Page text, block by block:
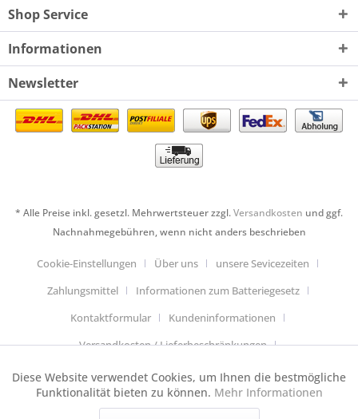
Shop Service
Informationen
Newsletter
* Alle Preise inkl. gesetzl. Mehrwertsteuer zzgl.Versandkosten und ggf.
Nachnahmegebühren, wenn nicht anders beschrieben
Cookie-Einstellungen Über uns
unsere Sevicezeiten
Zahlungsmittel
Informationen zum Batteriegesetz
Kontaktformular
Kundeninformationen
Versandkosten / Lieferbeschränkungen
Widerrufsbelehrung & Muster-Widerrufsformular
Datenschutzerklärung
Allgemeine Geschäftsbedingungen
Funktionale Aktiv
Diese Website verwendet Cookies, um Ihnen die bestmögliche
Funktionalität bieten zu können. Mehr Informationen